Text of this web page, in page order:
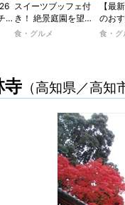
ー
実
スイーツブッフェ付
き！ 絶景庭園を望む
ホテルレストランで味
食・グルメ
【最
のお
選｜
ルラ
食・グ
寺（高知県／高知